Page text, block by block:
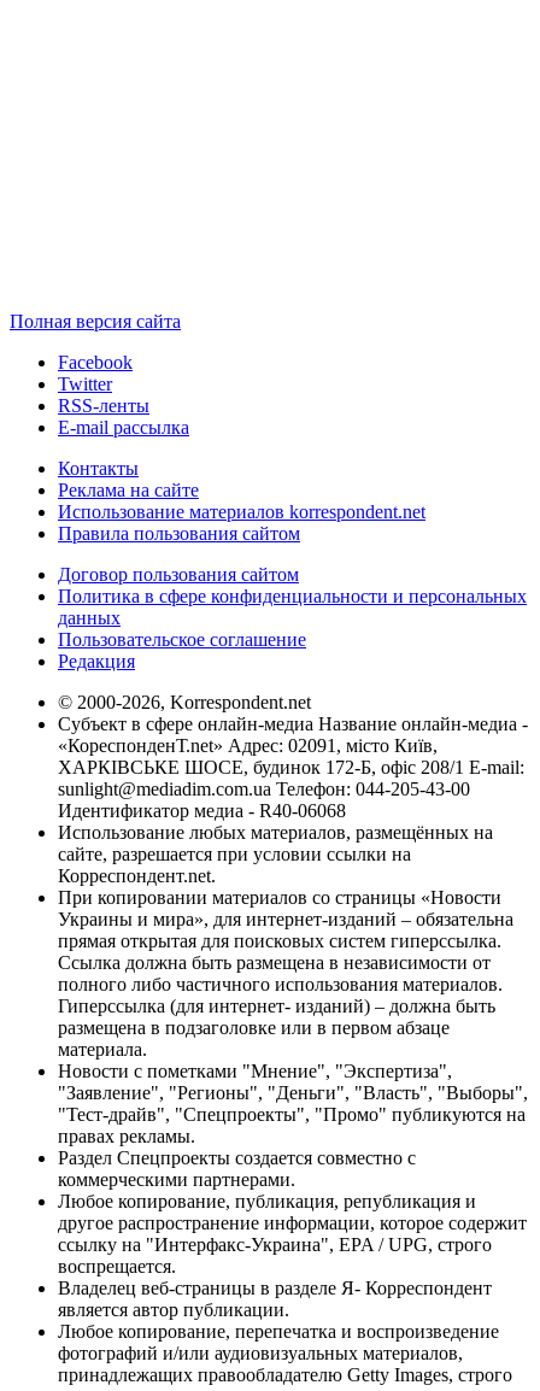
Полная версия сайта
Facebook
Twitter
RSS-ленты
E-mail рассылка
Контакты
Реклама на сайте
Использование материалов korrespondent.net
Правила пользования сайтом
Договор пользования сайтом
Политика в сфере конфиденциальности и персональных
данных
Пользовательское соглашение
Редакция
© 2000-2026, Korrespondent.net
Субъект в сфере онлайн-медиа Название онлайн-медиа -
«КореспонденТ.net» Адрес: 02091, місто Київ,
ХАРКІВСЬКЕ ШОСЕ, будинок 172-Б, офіс 208/1 E-mail:
sunlight@mediadim.com.ua Телефон: 044-205-43-00
Идентификатор медиа - R40-06068
Использование любых материалов, размещённых на
сайте, разрешается при условии ссылки на
Корреспондент.net.
При копировании материалов со страницы «Новости
Украины и мира», для интернет-изданий – обязательна
прямая открытая для поисковых систем гиперссылка.
Ссылка должна быть размещена в независимости от
полного либо частичного использования материалов.
Гиперссылка (для интернет- изданий) – должна быть
размещена в подзаголовке или в первом абзаце
материала.
Новости с пометками "Мнение", "Экспертиза",
"Заявление", "Регионы", "Деньги", "Власть", "Выборы",
"Тест-драйв", "Спецпроекты", "Промо" публикуются на
правах рекламы.
Раздел Спецпроекты создается совместно с
коммерческими партнерами.
Любое копирование, публикация, републикация и
другое распространение информации, которое содержит
ссылку на "Интерфакс-Украина", EPA / UPG, строго
воспрещается.
Владелец веб-страницы в разделе Я- Корреспондент
является автор публикации.
Любое копирование, перепечатка и воспроизведение
фотографий и/или аудиовизуальных материалов,
принадлежащих правообладателю Getty Images, строго